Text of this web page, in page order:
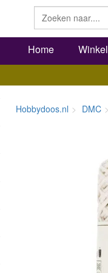
Home Winkel
Hobbydoos.nl DMC